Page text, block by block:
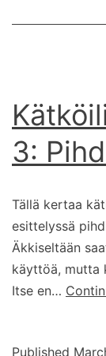
3:
Tällä kertaa
esittelyssä
Äkkiseltään
käyttöä, mutta
Itse en…
Published